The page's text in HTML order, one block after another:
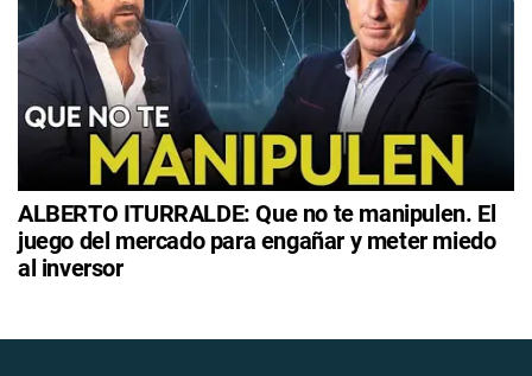
ALBERTO ITURRALDE: Que no te manipulen. El
juego del mercado para engañar y meter miedo
al inversor